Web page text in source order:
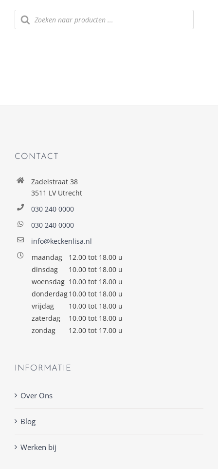
Producten zoeken
CONTACT
Zadelstraat 38
3511 LV Utrecht
030 240 0000
030 240 0000
info@keckenlisa.nl
maandag
12.00 tot 18.00 u
dinsdag
10.00 tot 18.00 u
woensdag 10.00 tot 18.00 u
donderdag10.00 tot 18.00 u
vrijdag
10.00 tot 18.00 u
zaterdag
10.00 tot 18.00 u
zondag
12.00 tot 17.00 u
INFORMATIE
Over Ons
Blog
Werken bij